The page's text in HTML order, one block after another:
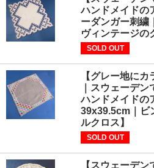
ハンドメイドの
ーダンガー刺繍
ヴィンテージの
SOLD OUT
【グレー地に
｜スウェーデ
ハンドメイドの
39x39.5cm｜ビ
ルクロス】
SOLD OUT
【スウェーデ